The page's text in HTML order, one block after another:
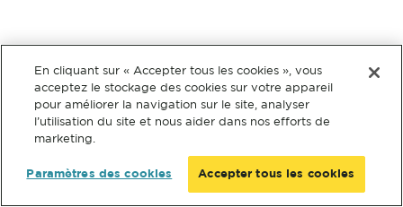
En cliquant sur « Accepter tous les cookies », vous
acceptez le stockage des cookies sur votre appareil
pour améliorer la navigation sur le site, analyser
l’utilisation du site et nous aider dans nos efforts de
marketing.
Paramètres des cookies Accepter tous les cookies